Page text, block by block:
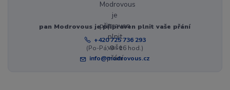
pan Modrovous je připraven plnit vaše přání
+420 725 736 293
(Po-Pá, 8 - 16 hod.)
info@modrovous.cz